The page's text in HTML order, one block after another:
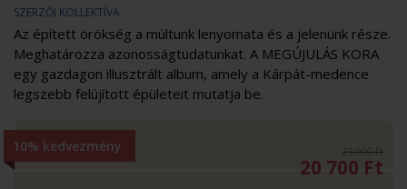
SZERZŐI KOLLEKTÍVA
Az épített örökség a múltunk lenyomata és a jelenünk része.
Meghatározza azonosságtudatunkat. A MEGÚJULÁS KORA
egy gazdagon illusztrált album, amely a Kárpát-medence
legszebb felújított épületeit mutatja be.
10% kedvezmény 23 000 Ft
20 700 Ft